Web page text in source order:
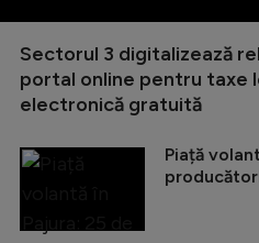
Sectorul 3 digitalizează
portal online pentru taxe
electronică gratuită
Piață